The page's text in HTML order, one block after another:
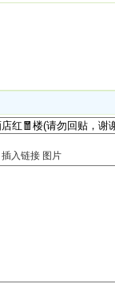
插入链接 图片